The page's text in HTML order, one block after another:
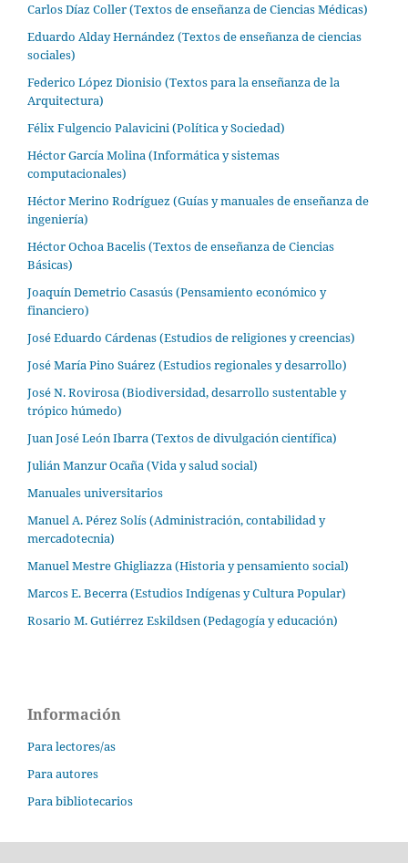
Carlos Díaz Coller (Textos de enseñanza de Ciencias Médicas)
Eduardo Alday Hernández (Textos de enseñanza de ciencias
sociales)
Federico López Dionisio (Textos para la enseñanza de la
Arquitectura)
Félix Fulgencio Palavicini (Política y Sociedad)
Héctor García Molina (Informática y sistemas
computacionales)
Héctor Merino Rodríguez (Guías y manuales de enseñanza de
ingeniería)
Héctor Ochoa Bacelis (Textos de enseñanza de Ciencias
Básicas)
Joaquín Demetrio Casasús (Pensamiento económico y
financiero)
José Eduardo Cárdenas (Estudios de religiones y creencias)
José María Pino Suárez (Estudios regionales y desarrollo)
José N. Rovirosa (Biodiversidad, desarrollo sustentable y
trópico húmedo)
Juan José León Ibarra (Textos de divulgación científica)
Julián Manzur Ocaña (Vida y salud social)
Manuales universitarios
Manuel A. Pérez Solís (Administración, contabilidad y
mercadotecnia)
Manuel Mestre Ghigliazza (Historia y pensamiento social)
Marcos E. Becerra (Estudios Indígenas y Cultura Popular)
Rosario M. Gutiérrez Eskildsen (Pedagogía y educación)
Información
Para lectores/as
Para autores
Para bibliotecarios